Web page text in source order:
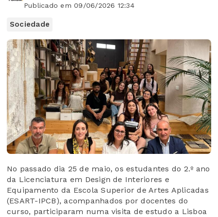
Publicado em 09/06/2026 12:34
Sociedade
No passado dia 25 de maio, os estudantes do 2.º ano
da Licenciatura em Design de Interiores e
Equipamento da Escola Superior de Artes Aplicadas
(ESART-IPCB), acompanhados por docentes do
curso, participaram numa visita de estudo a Lisboa